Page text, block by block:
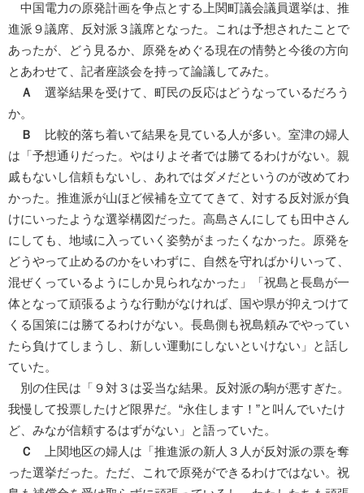
中国電力の原発計画を争点とする上関町議会議員選挙は、推
進派９議席、反対派３議席となった。これは予想されたことで
あったが、どう見るか、原発をめぐる現在の情勢と今後の方向
とあわせて、記者座談会を持って論議してみた。
Ａ
選挙結果を受けて、町民の反応はどうなっているだろう
か。
Ｂ
比較的落ち着いて結果を見ている人が多い。室津の婦人
は「予想通りだった。やはりよそ者では勝てるわけがない。親
戚もないし信頼もないし、あれではダメだというのが改めてわ
かった。推進派が山ほど候補を立ててきて、対する反対派が負
けにいったような選挙構図だった。高島さんにしても田中さん
にしても、地域に入っていく姿勢がまったくなかった。原発を
どうやって止めるのかをいわずに、自然を守ればかりいって、
混ぜくっているようにしか見られなかった」「祝島と長島が一
体となって頑張るような行動がなければ、国や県が抑えつけて
くる国策には勝てるわけがない。長島側も祝島頼みでやってい
たら負けてしまうし、新しい運動にしないといけない」と話し
ていた。
別の住民は「９対３は妥当な結果。反対派の駒が悪すぎた。
我慢して投票したけど限界だ。“永住します！”と叫んでいたけ
ど、みなが信頼するはずがない」と語っていた。
Ｃ
上関地区の婦人は「推進派の新人３人が反対派の票を奪
った選挙だった。ただ、これで原発ができるわけではない。祝